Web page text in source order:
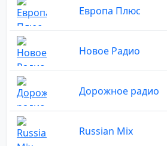
Европа Плюс
Новое Радио
Дорожное радио
Russian Mix